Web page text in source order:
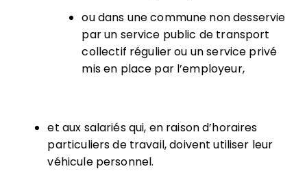
ou dans une commune non desservie
par un service public de transport
collectif régulier ou un service privé
mis en place par l’employeur,
et aux salariés qui, en raison d’horaires
particuliers de travail, doivent utiliser leur
véhicule personnel.